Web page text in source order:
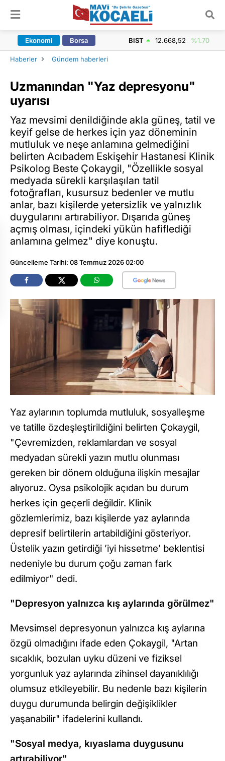
Ekonomi Borsa BIST 12.668,52 %1.70
Haberler Gündem haberleri
Uzmanından "Yaz depresyonu"
uyarısı
Yaz mevsimi denildiğinde akla güneş, tatil ve
keyif gelse de herkes için yaz döneminin
mutluluk ve neşe anlamına gelmediğini
belirten Acıbadem Eskişehir Hastanesi Klinik
Psikolog Beste Çokaygil, "Özellikle sosyal
medyada sürekli karşılaşılan tatil
fotoğrafları, kusursuz bedenler ve mutlu
anlar, bazı kişilerde yetersizlik ve yalnızlık
duygularını artırabiliyor. Dışarıda güneş
açmış olması, içindeki yükün hafiflediği
anlamına gelmez" diye konuştu.
Güncelleme Tarihi: 08 Temmuz 2026 02:00
Yaz aylarının toplumda mutluluk, sosyalleşme
ve tatille özdeşleştirildiğini belirten Çokaygil,
"Çevremizden, reklamlardan ve sosyal
medyadan sürekli yazın mutlu olunması
gereken bir dönem olduğuna ilişkin mesajlar
alıyoruz. Oysa psikolojik açıdan bu durum
herkes için geçerli değildir. Klinik
gözlemlerimiz, bazı kişilerde yaz aylarında
depresif belirtilerin artabildiğini gösteriyor.
Üstelik yazın getirdiği ’iyi hissetme’ beklentisi
nedeniyle bu durum çoğu zaman fark
edilmiyor" dedi.
"Depresyon yalnızca kış aylarında görülmez"
Mevsimsel depresyonun yalnızca kış aylarına
özgü olmadığını ifade eden Çokaygil, "Artan
sıcaklık, bozulan uyku düzeni ve fiziksel
yorgunluk yaz aylarında zihinsel dayanıklılığı
olumsuz etkileyebilir. Bu nedenle bazı kişilerin
duygu durumunda belirgin değişiklikler
yaşanabilir" ifadelerini kullandı.
"Sosyal medya, kıyaslama duygusunu